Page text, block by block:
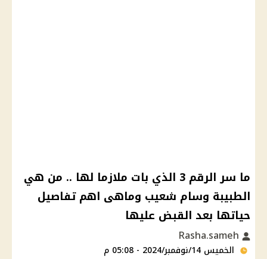
ما سر الرقم 3 الذي بات ملازما لها .. من هي
الطبيبة وسام شعيب وماهى اهم تفاصيل
حياتها بعد القبض عليها
الخميس 14/نوفمبر/2024 - 05:08 م